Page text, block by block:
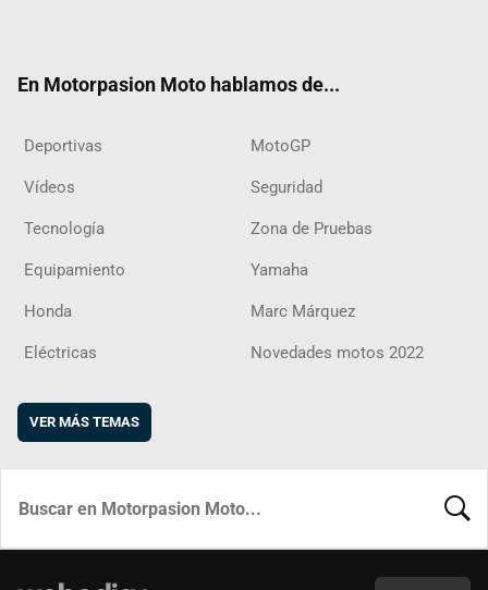
En Motorpasion Moto hablamos de...
Deportivas MotoGP
Vídeos Seguridad
Tecnología Zona de Pruebas
Equipamiento Yamaha
Honda Marc Márquez
Eléctricas Novedades motos 2022
VER MÁS TEMAS